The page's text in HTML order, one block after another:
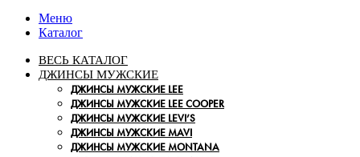
Меню
Каталог
ВЕСЬ КАТАЛОГ
ДЖИНСЫ МУЖСКИЕ
ДЖИНСЫ МУЖСКИЕ LEE
ДЖИНСЫ МУЖСКИЕ LEE COOPER
ДЖИНСЫ МУЖСКИЕ LEVI’S
ДЖИНСЫ МУЖСКИЕ MAVI
ДЖИНСЫ МУЖСКИЕ MONTANA